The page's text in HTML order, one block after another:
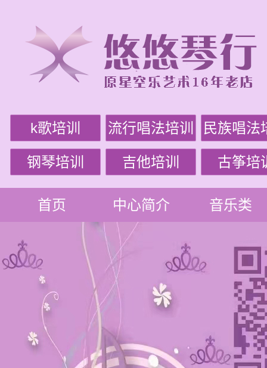
k歌培训 流行唱法培训 民族唱法
钢琴培训 吉他培训 古筝培
首页 中心简介 音乐类